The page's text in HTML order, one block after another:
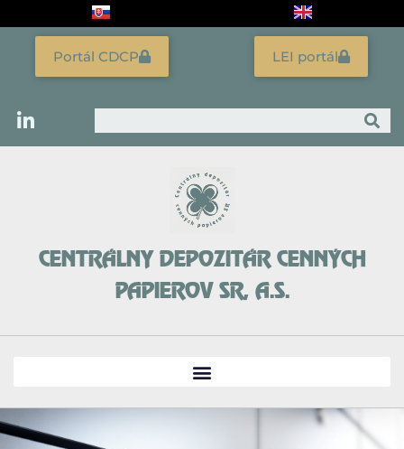
Vyhľadať
LEI portál
Portál CDCP
CENTRÁLNY DEPOZITÁR CENNÝCH
PAPIEROV SR, A.S.